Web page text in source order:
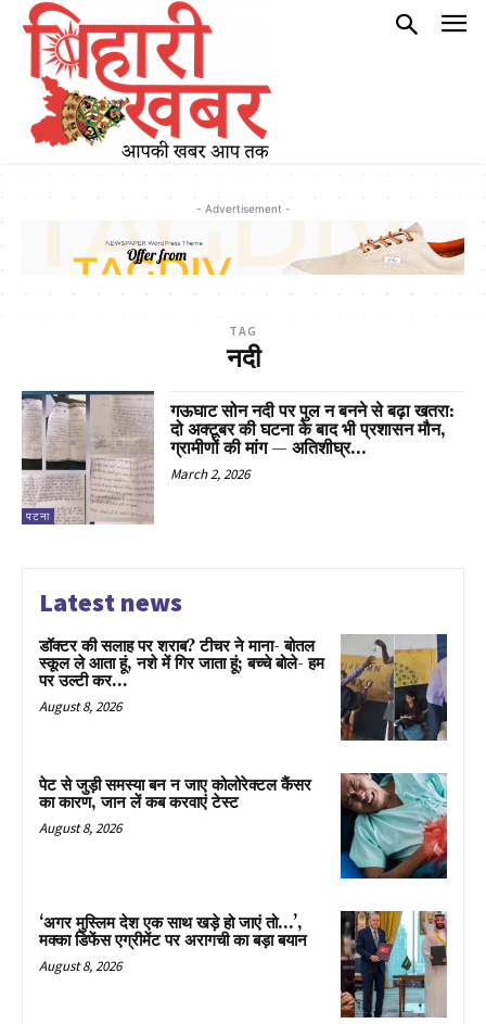
- Advertisement -
TAG
नदी
पटना
गऊघाट सोन नदी पर पुल न बनने से बढ़ा खतरा:
दो अक्टूबर की घटना के बाद भी प्रशासन मौन,
ग्रामीणों की मांग — अतिशीघ्र...
March 2, 2026
Latest news
डॉक्टर की सलाह पर शराब? टीचर ने माना- बोतल
स्कूल ले आता हूं, नशे में गिर जाता हूं; बच्चे बोले- हम
पर उल्टी कर...
August 8, 2026
पेट से जुड़ी समस्या बन न जाए कोलोरेक्टल कैंसर
का कारण, जान लें कब करवाएं टेस्ट
August 8, 2026
‘अगर मुस्लिम देश एक साथ खड़े हो जाएं तो…’,
मक्का डिफेंस एग्रीमेंट पर अरागची का बड़ा बयान
August 8, 2026